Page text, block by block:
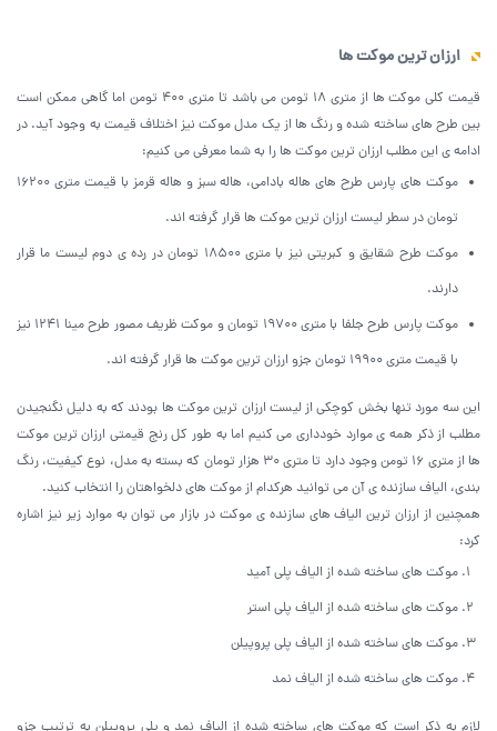
ارزان ترین موکت ها
قیمت کلی موکت ها از متری 18 تومن می باشد تا متری 400 تومن اما گاهی ممکن است
بین طرح های ساخته شده و رنگ ها از یک مدل موکت نیز اختلاف قیمت به وجود آید. در
ادامه ی این مطلب ارزان ترین موکت ها را به شما معرفی می کنیم:
موکت های پارس طرح های هاله بادامی، هاله سبز و هاله قرمز با قیمت متری 16200
تومان در سطر لیست ارزان ترین موکت ها قرار گرفته اند.
موکت طرح شقایق و کبریتی نیز با متری 18500 تومان در رده ی دوم لیست ما قرار
دارند.
موکت پارس طرح جلفا با متری 19700 تومان و موکت ظریف مصور طرح مینا 1241 نیز
با قیمت متری 19900 تومان جزو ارزان ترین موکت ها قرار گرفته اند.
این سه مورد تنها بخش کوچکی از لیست ارزان ترین موکت ها بودند که به دلیل نگنجیدن
مطلب از ذکر همه ی موارد خودداری می کنیم اما به طور کل رنج قیمتی ارزان ترین موکت
ها از متری 16 تومن وجود دارد تا متری 30 هزار تومان که بسته به مدل، نوع کیفیت، رنگ
بندی، الیاف سازنده ی آن می توانید هرکدام از موکت های دلخواهتان را انتخاب کنید.
همچنین از ارزان ترین الیاف های سازنده ی موکت در بازار می توان به موارد زیر نیز اشاره
کرد:
موکت های ساخته شده از الیاف پلی آمید
موکت های ساخته شده از الیاف پلی استر
موکت های ساخته شده از الیاف پلی پروپیلن
موکت های ساخته شده از الیاف نمد